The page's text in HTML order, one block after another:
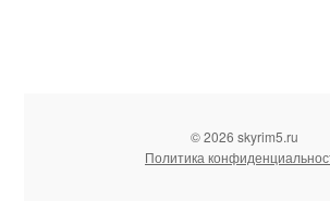
© 2026 skyrim5.ru
Политика